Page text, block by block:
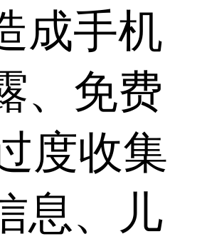
成手机
、免费
度收集
息、儿